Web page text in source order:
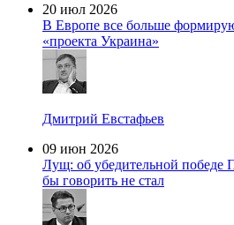
20 июл 2026
В Европе все больше
«проекта Украина»
Дмитрий Евстафьев
09 июн 2026
Лущ: об убедительной победе
бы говорить не стал